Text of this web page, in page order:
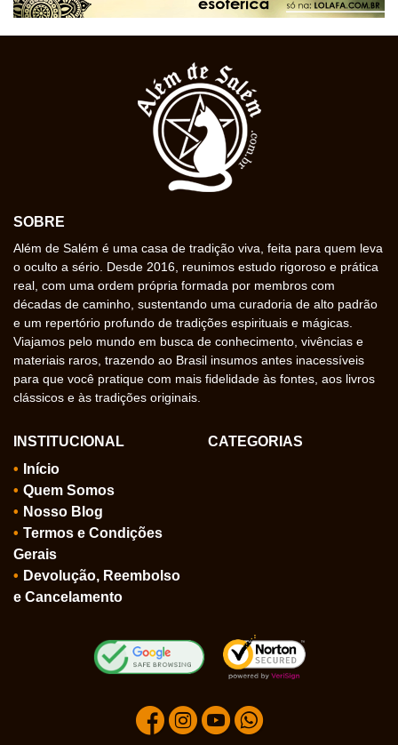
SOBRE
Além de Salém é uma casa de tradição viva, feita para quem leva
o oculto a sério. Desde 2016, reunimos estudo rigoroso e prática
real, com uma ordem própria formada por membros com
décadas de caminho, sustentando uma curadoria de alto padrão
e um repertório profundo de tradições espirituais e mágicas.
Viajamos pelo mundo em busca de conhecimento, vivências e
materiais raros, trazendo ao Brasil insumos antes inacessíveis
para que você pratique com mais fidelidade às fontes, aos livros
clássicos e às tradições originais.
INSTITUCIONAL
Início
Quem Somos
Nosso Blog
Termos e Condições
Gerais
Devolução, Reembolso
e Cancelamento
CATEGORIAS